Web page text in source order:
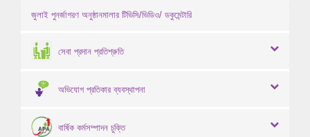
জুলাই পুনর্জাগরণ অনুষ্ঠানমালার টিভিসি/ভিডিও/ ডকুমেন্টারি
সেবা প্রদান প্রতিশ্রুতি
অভিযোগ প্রতিকার ব্যবস্থাপনা
বার্ষিক কর্মসম্পাদন চুক্তি